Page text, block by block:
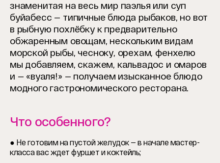
знаменитая на весь мир паэлья или суп
буйабесс — типичные блюда рыбаков, но вот
в рыбную похлёбку к предварительно
обжаренным овощам, нескольким видам
морской рыбы, чесноку, орехам, фенхелю
мы добавляем, скажем, кальвадос и омаров
и — «вуаля!» — получаем изысканное блюдо
модного гастрономического ресторана.
Что особенного?
● Не готовим на пустой желудок — в начале мастер-
класса вас ждет фуршет и коктейль;